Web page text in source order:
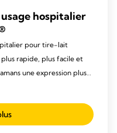
hospitalier
pour tire-lait
rapide, plus facile et
une expression plus